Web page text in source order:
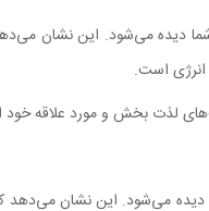
دیده می‌شود. این نشان می‌دهد
است.
لذت بخش و مورد علاقه خود
دیده می‌شود. این نشان می‌دهد